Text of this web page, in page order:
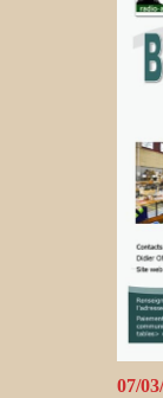
07/